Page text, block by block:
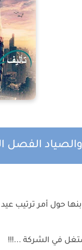
الفصل
حول أمر ترتيب
في الشركة ...!!!